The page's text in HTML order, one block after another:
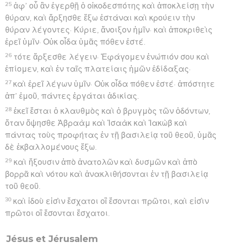
25 ἀφ’ οὗ ἂν ἐγερθῇ ὁ οἰκοδεσπότης καὶ ἀποκλείσῃ τὴν
θύραν, καὶ ἄρξησθε ἔξω ἑστάναι καὶ κρούειν τὴν
θύραν λέγοντες· Κύριε, ἄνοιξον ἡμῖν· καὶ ἀποκριθεὶς
ἐρεῖ ὑμῖν· Οὐκ οἶδα ὑμᾶς πόθεν ἐστέ.
26 τότε ἄρξεσθε λέγειν· Ἐφάγομεν ἐνώπιόν σου καὶ
ἐπίομεν, καὶ ἐν ταῖς πλατείαις ἡμῶν ἐδίδαξας·
27 καὶ ἐρεῖ λέγων ὑμῖν· Οὐκ οἶδα πόθεν ἐστέ· ἀπόστητε
ἀπ’ ἐμοῦ, πάντες ἐργάται ἀδικίας.
28 ἐκεῖ ἔσται ὁ κλαυθμὸς καὶ ὁ βρυγμὸς τῶν ὀδόντων,
ὅταν ὄψησθε Ἀβραὰμ καὶ Ἰσαὰκ καὶ Ἰακὼβ καὶ
πάντας τοὺς προφήτας ἐν τῇ βασιλείᾳ τοῦ θεοῦ, ὑμᾶς
δὲ ἐκβαλλομένους ἔξω.
29 καὶ ἥξουσιν ἀπὸ ἀνατολῶν καὶ δυσμῶν καὶ ἀπὸ
βορρᾶ καὶ νότου καὶ ἀνακλιθήσονται ἐν τῇ βασιλείᾳ
τοῦ θεοῦ.
30 καὶ ἰδοὺ εἰσὶν ἔσχατοι οἳ ἔσονται πρῶτοι, καὶ εἰσὶν
πρῶτοι οἳ ἔσονται ἔσχατοι.
Jésus et Jérusalem